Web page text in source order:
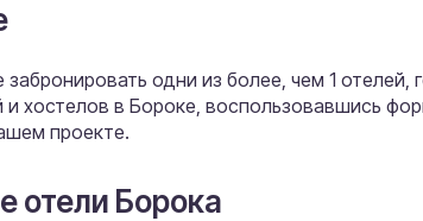
одни из более, чем 1 отелей,
и хостелов в Бороке, воспользовавшись
проекте.
отели Борока